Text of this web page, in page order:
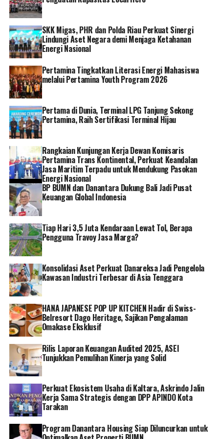
sebagai Chair of B20 Energy, Sustainability & Climate
Task Force.
Selain Nicke Widyawati tercatat nama lain dari sektor
energi termasuk Catherine MacGregor dari perusahaan
energi Perancis Engie, Sinead Gorman yang merupakan
CFO Shell, dan Lynn Good dari perusahaan energi
Amerika Serikat Duke Energy.
Nicke sebelumnya juga telah masuk dalam daftar wanita
berpengaruh skala internasional dari Fortune dan
Forbes pada tahun 2020 dan 2021. []
RELATED TOPICS:
NICKE WIDYAWATI
PT PERTAMINA (PERSERO)
SKK Migas, PHR dan Polda Riau Perkuat Sinergi
Lindungi Aset Negara demi Menjaga Ketahanan
Energi Nasional
Pertamina Tingkatkan Literasi Energi Mahasiswa
melalui Pertamina Youth Program 2026
Pertama di Dunia, Terminal LPG Tanjung Sekong
Pertamina, Raih Sertifikasi Terminal Hijau
Rangkaian Kunjungan Kerja Dewan Komisaris
Pertamina Trans Kontinental, Perkuat Keandalan
Jasa Maritim Terpadu untuk Mendukung Pasokan
Energi Nasional
BP BUMN dan Danantara Dukung Bali Jadi Pusat
Keuangan Global Indonesia
Tiap Hari 3,5 Juta Kendaraan Lewat Tol, Berapa
Pengguna Travoy Jasa Marga?
Konsolidasi Aset Perkuat Danareksa Jadi Pengelola
Kawasan Industri Terbesar di Asia Tenggara
HANA JAPANESE POP UP KITCHEN Hadir di Swiss-
Belresort Dago Heritage, Sajikan Pengalaman
Omakase Eksklusif
Rilis Laporan Keuangan Audited 2025, ASEI
Tunjukkan Pemulihan Kinerja yang Solid
Perkuat Ekosistem Usaha di Kaltara, Askrindo Jalin
Kerja Sama Strategis dengan DPP APINDO Kota
Tarakan
Program Danantara Housing Siap Diluncurkan untuk